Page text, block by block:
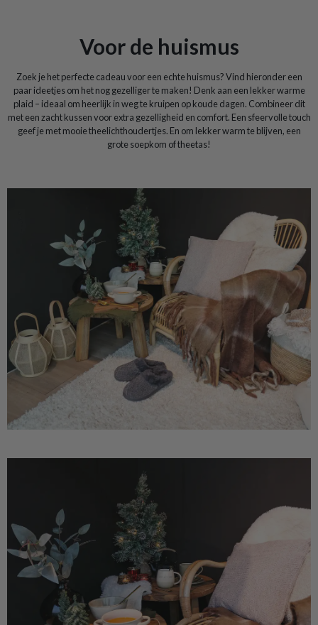
Voor de huismus
Zoek je het perfecte cadeau voor een echte huismus? Vind hieronder een
paar ideetjes om het nog gezelliger te maken! Denk aan een lekker warme
plaid – ideaal om heerlijk in weg te kruipen op koude dagen. Combineer dit
met een zacht kussen voor extra gezelligheid en comfort. Een sfeervolle touch
geef je met mooie theelichthoudertjes. En om lekker warm te blijven, een
grote soepkom of theetas!